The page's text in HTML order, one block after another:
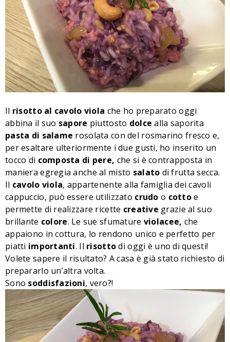
Il risotto al cavolo viola che ho preparato oggi
abbina il suo sapore piuttosto dolce alla saporita
pasta di salame rosolata con del rosmarino fresco e,
per esaltare ulteriormente i due gusti, ho inserito un
tocco di composta di pere, che si è contrapposta in
maniera egregia anche al misto salato di frutta secca.
Il cavolo viola, appartenente alla famiglia dei cavoli
cappuccio, può essere utilizzato crudo o cottoe
permette di realizzare ricette creative grazie al suo
brillante colore. Le sue sfumature violacee, che
appaiono in cottura, lo rendono unico e perfetto per
piatti importanti. Il risottodi oggi è uno di questi!
Volete sapere il risultato? A casa è già stato richiesto di
prepararlo un’altra volta.
Sono soddisfazioni, vero?!